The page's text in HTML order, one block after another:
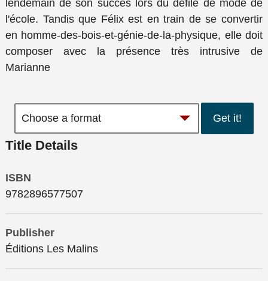
lendemain de son succès lors du défilé de mode de
l'école. Tandis que Félix est en train de se convertir
en homme-des-bois-et-génie-de-la-physique, elle doit
composer avec la présence très intrusive de
Marianne
Get it!
Title Details
ISBN
9782896577507
Publisher
Éditions Les Malins